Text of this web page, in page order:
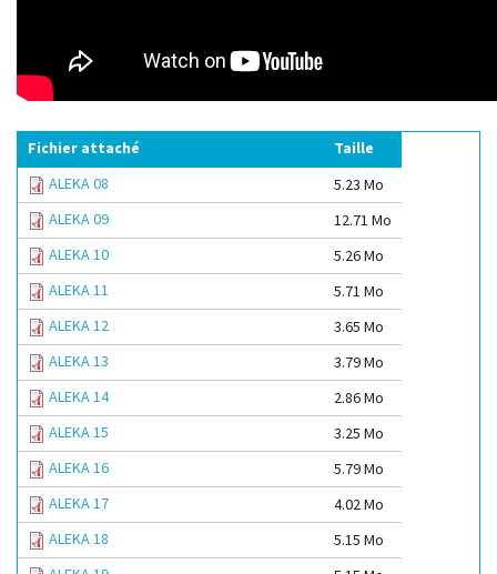
Fichier attaché
Taille
ALEKA 08
5.23 Mo
ALEKA 09
12.71 Mo
ALEKA 10
5.26 Mo
ALEKA 11
5.71 Mo
ALEKA 12
3.65 Mo
ALEKA 13
3.79 Mo
ALEKA 14
2.86 Mo
ALEKA 15
3.25 Mo
ALEKA 16
5.79 Mo
ALEKA 17
4.02 Mo
ALEKA 18
5.15 Mo